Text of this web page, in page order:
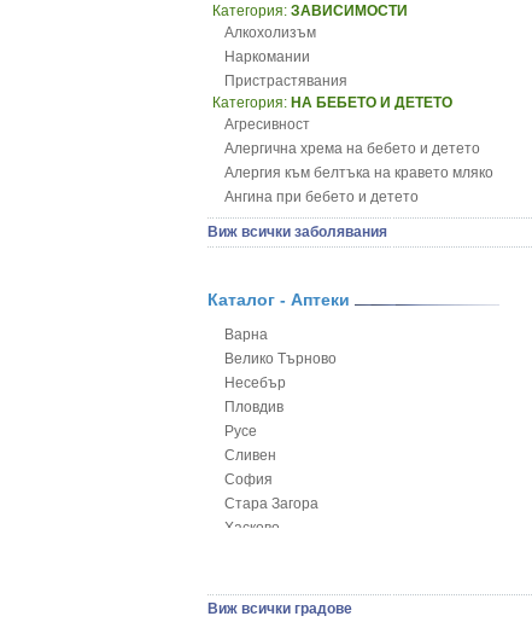
Категория: ЗАВИСИМОСТИ
Алкохолизъм
Наркомании
Пристрастявания
Категория: НА БЕБЕТО И ДЕТЕТО
Агресивност
Алергична хрема на бебето и детето
Алергия към белтъка на кравето мляко
Ангина при бебето и детето
Анемия при бебето и детето
Апетит - пълни деца
Безапетитие при бебето и детето
Бронхит и пневмония при деца
Варицела
Висока температура на бебето и детето
Възпаление на ушите на бебето и детето
Глисти
Грижа за пъпа на новороденото
Грип при бебето и детето
Гърч
Детски диабет
Виж всички заболявания
Каталог - Аптеки
Варна
Велико Търново
Несебър
Пловдив
Русе
Сливен
София
Стара Загора
Хасково
Виж всички градове